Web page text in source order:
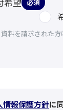
必須
料を請求された方
情報保護方針に